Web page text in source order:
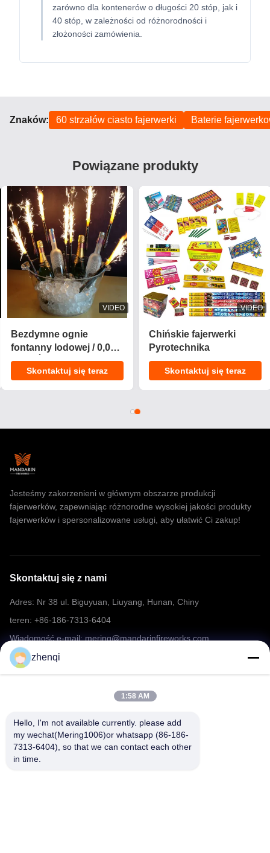
zarówno dla kontenerów o długości 20 stóp, jak i
40 stóp, w zależności od różnorodności i
złożoności zamówienia.
Znaków: 60 strzałów ciasto fajerwerki Baterie
Powiązane produkty
VIDEO
2025 Nowy 1.4 Pro Torta
Fajerwerki 200 Strzałów
Torta Pyrotechnika
Konsumencka
Skontaktuj się teraz
VIDEO
CE Approved 1.4g
UN0336 Efekty
dostosowywalne Ciasto
Fajerwerki Pyrotechnika
Skontaktuj się teraz
Jesteśmy zakorzenieni w głównym obszarze produkcji
fajerwerków, zapewniając różnorodne wysokiej jakości produkty
fajerwerków i spersonalizowane usługi, aby ułatwić Ci zakup!
Skontaktuj się z nami
Adres: Nr 38 ul. Biguyuan, Liuyang, Hunan, Chiny
teren: +86-186-7313-6404
Wiadomość e-mail: mering@mandarinfireworks.com
Szybkie linki
zhenqi
1:58 AM
Hello, I'm not available currently. please add
my wechat(Mering1006)or whatsapp (86-186-
7313-6404), so that we can contact each other
in time.